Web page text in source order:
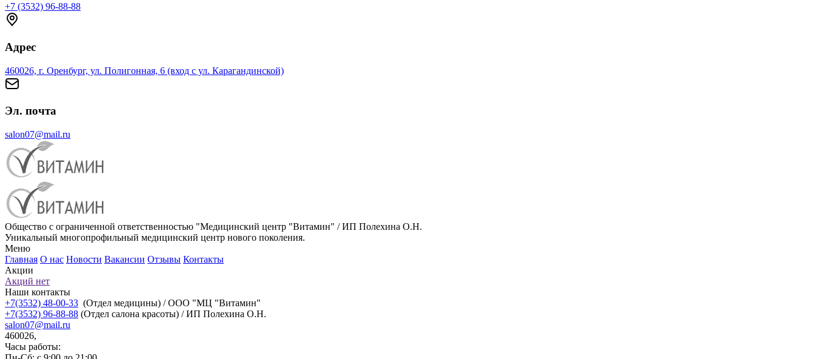
+7 (3532) 96-88-88
Адрес
460026, г. Оренбург, ул. Полигонная, 6 (вход с ул. Карагандинской)
Эл. почта
salon07@mail.ru
Общество с ограниченной ответственностью "Медицинский центр "Витамин" / ИП Полехина О.Н.
Уникальный многопрофильный медицинский центр нового поколения.
Меню
Главная О нас Новости Вакансии Отзывы Контакты
Акции
Акций нет
Наши контакты
+7(3532) 48-00-33 (Отдел медицины) / ООО "МЦ "Витамин"
+7(3532) 96-88-88 (Отдел салона красоты) / ИП Полехина О.Н.
salon07@mail.ru
460026,
Часы работы: